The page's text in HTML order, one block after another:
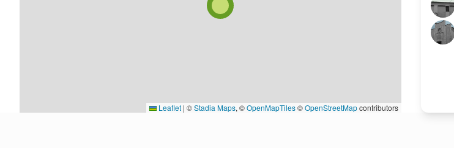
Leaflet | ©Stadia Maps, ©OpenMapTiles©OpenStreetMapcontributors